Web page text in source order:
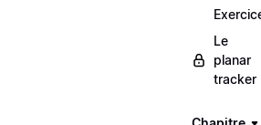
Le
planar
tracker